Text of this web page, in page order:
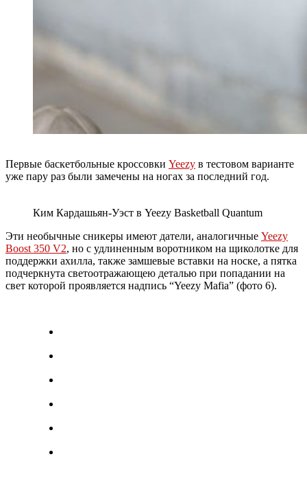
Первые баскетбольные кроссовки Yeezy в тестовом варианте
уже пару раз были замечены на ногах за последний год.
Ким Кардашьян-Уэст в Yeezy Basketball Quantum
Эти необычные сникеры имеют датели, аналогичные Yeezy
Boost 350 V2, но с удлиненным воротником на щиколотке для
поддержки ахилла, также замшевые вставки на носке, а пятка
подчеркнута светоотражающею деталью при попадании на
свет которой проявляется надпись “Yeezy Mafia” (фото 6).